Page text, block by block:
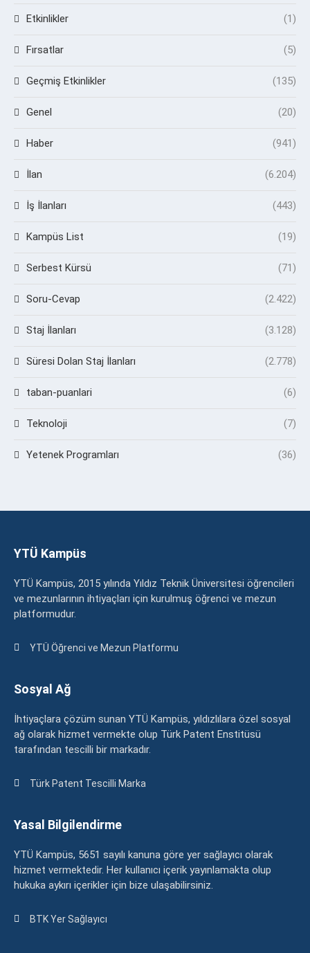
Etkinlikler (1)
Fırsatlar (5)
Geçmiş Etkinlikler (135)
Genel (20)
Haber (941)
İlan (6.204)
İş İlanları (443)
Kampüs List (19)
Serbest Kürsü (71)
Soru-Cevap (2.422)
Staj İlanları (3.128)
Süresi Dolan Staj İlanları (2.778)
taban-puanlari (6)
Teknoloji (7)
Yetenek Programları (36)
YTÜ Kampüs
YTÜ Kampüs, 2015 yılında Yıldız Teknik Üniversitesi öğrencileri
ve mezunlarının ihtiyaçları için kurulmuş öğrenci ve mezun
platformudur.
YTÜ Öğrenci ve Mezun Platformu
Sosyal Ağ
İhtiyaçlara çözüm sunan YTÜ Kampüs, yıldızlılara özel sosyal
ağ olarak hizmet vermekte olup Türk Patent Enstitüsü
tarafından tescilli bir markadır.
Türk Patent Tescilli Marka
Yasal Bilgilendirme
YTÜ Kampüs, 5651 sayılı kanuna göre yer sağlayıcı olarak
hizmet vermektedir. Her kullanıcı içerik yayınlamakta olup
hukuka aykırı içerikler için bize ulaşabilirsiniz.
BTK Yer Sağlayıcı